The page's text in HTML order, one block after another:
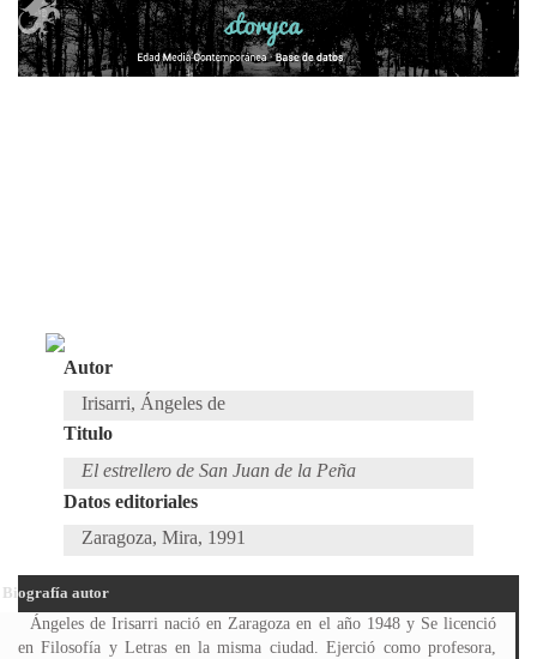
Autor
Irisarri, Ángeles de
Titulo
El estrellero de San Juan de la Peña
Datos editoriales
Zaragoza, Mira, 1991
Biografía autor
Ángeles de Irisarri nació en Zaragoza en el año 1948 y Se licenció
en Filosofía y Letras en la misma ciudad. Ejerció como profesora,